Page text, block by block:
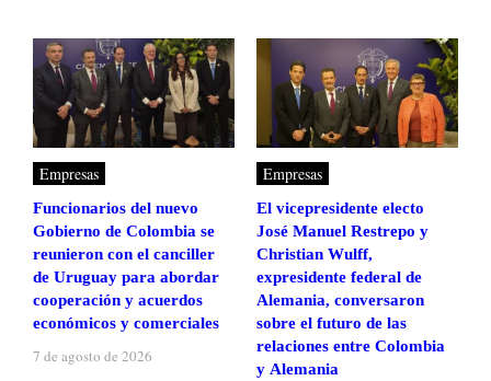
Empresas
Funcionarios del nuevo
Gobierno de Colombia se
reunieron con el canciller
de Uruguay para abordar
cooperación y acuerdos
económicos y comerciales
7 de agosto de 2026
Empresas
El vicepresidente electo
José Manuel Restrepo y
Christian Wulff,
expresidente federal de
Alemania, conversaron
sobre el futuro de las
relaciones entre Colombia
y Alemania